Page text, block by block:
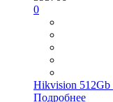
0
Hikvision 512Gb
Подробнее